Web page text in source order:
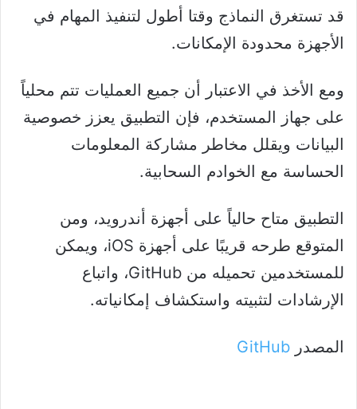
قد تستغرق النماذج وقتا أطول لتنفيذ المهام في
الأجهزة محدودة الإمكانات.
ومع الأخذ في الاعتبار أن جميع العمليات تتم محلياً
على جهاز المستخدم، فإن التطبيق يعزز خصوصية
البيانات ويقلل مخاطر مشاركة المعلومات
الحساسة مع الخوادم السحابية.
التطبيق متاح حالياً على أجهزة أندرويد، ومن
المتوقع طرحه قريبًا على أجهزة iOS، ويمكن
للمستخدمين تحميله من GitHub، واتباع
الإرشادات لتثبيته واستكشاف إمكانياته.
المصدر GitHub